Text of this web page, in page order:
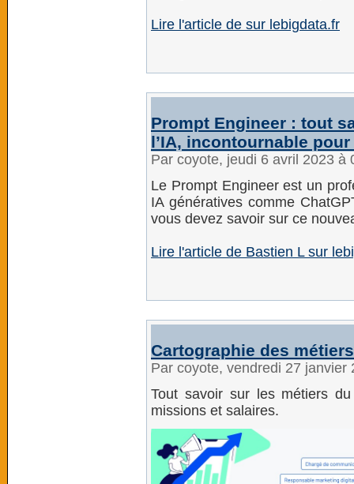
Lire l'article de sur lebigdata.fr
Prompt Engineer : tout
l’IA, incontournable
Par coyote, jeudi 6 avril 2023 à
Le Prompt Engineer est un
IA génératives comme
vous devez savoir sur ce
Lire l'article de Bastien L sur
Cartographie des
Par coyote, vendredi 27
Tout savoir sur les métiers
missions et salaires.